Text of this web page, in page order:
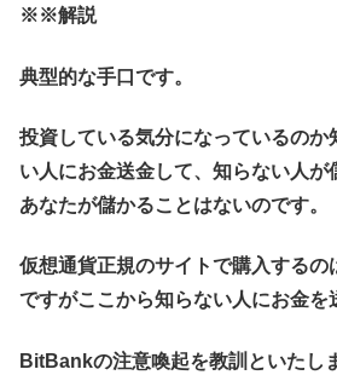
※※解説
典型的な手口です。
投資している気分になっているのか
い人にお金送金して、知らない人が
あなたが儲かることはないのです。
仮想通貨正規のサイトで購入するの
ですがここから知らない人にお金を
BitBankの注意喚起を教訓といたし